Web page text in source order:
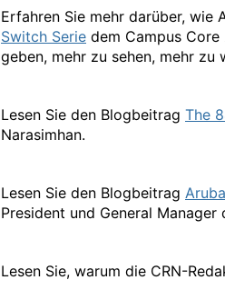
Erfahren Sie mehr darüber, wie
Switch Serie dem Campus
geben, mehr zu sehen, mehr zu
Lesen Sie den Blogbeitrag The
Narasimhan.
Lesen Sie den Blogbeitrag
President und General
Lesen Sie, warum die CRN-